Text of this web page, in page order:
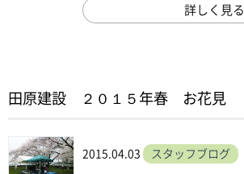
詳しく見る
田原建設 ２０１５年春 お花見
2015.04.03 スタッフブログ